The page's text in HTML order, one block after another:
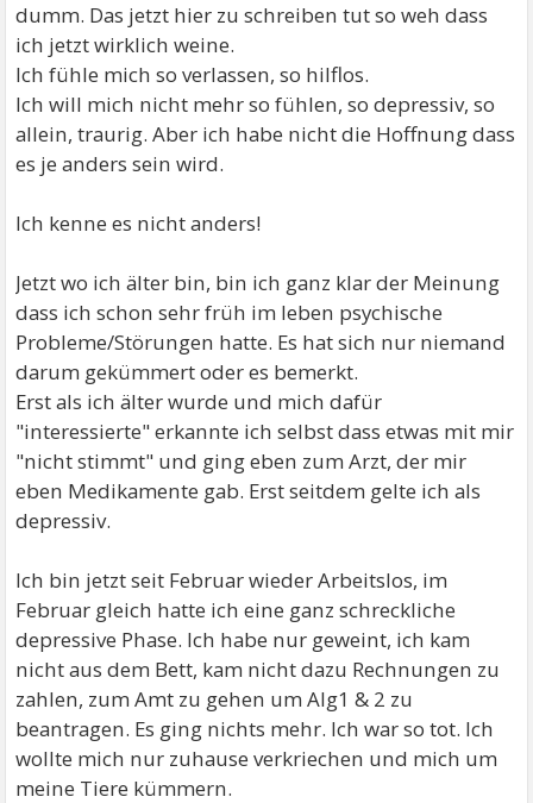
dumm. Das jetzt hier zu schreiben tut so weh dass
ich jetzt wirklich weine.
Ich fühle mich so verlassen, so hilflos.
Ich will mich nicht mehr so fühlen, so depressiv, so
allein, traurig. Aber ich habe nicht die Hoffnung dass
es je anders sein wird.
Ich kenne es nicht anders!
Jetzt wo ich älter bin, bin ich ganz klar der Meinung
dass ich schon sehr früh im leben psychische
Probleme/Störungen hatte. Es hat sich nur niemand
darum gekümmert oder es bemerkt.
Erst als ich älter wurde und mich dafür
"interessierte" erkannte ich selbst dass etwas mit mir
"nicht stimmt" und ging eben zum Arzt, der mir
eben Medikamente gab. Erst seitdem gelte ich als
depressiv.
Ich bin jetzt seit Februar wieder Arbeitslos, im
Februar gleich hatte ich eine ganz schreckliche
depressive Phase. Ich habe nur geweint, ich kam
nicht aus dem Bett, kam nicht dazu Rechnungen zu
zahlen, zum Amt zu gehen um Alg1 & 2 zu
beantragen. Es ging nichts mehr. Ich war so tot. Ich
wollte mich nur zuhause verkriechen und mich um
meine Tiere kümmern.